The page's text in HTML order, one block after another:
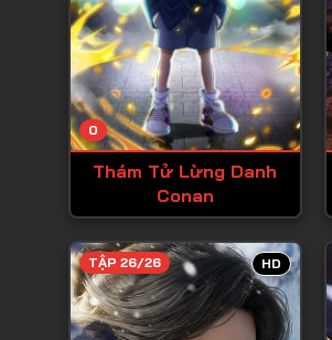
0
Thám Tử Lừng Danh
Conan
HD
TẬP 26/26